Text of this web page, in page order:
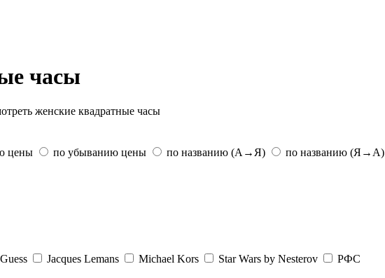
часы
женские квадратные часы
цены по убыванию цены по названию (А→Я)
по названию (Я→А)
Guess Jacques Lemans Michael Kors Star Wars by Nesterov
РФС